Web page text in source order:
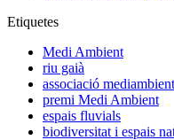
Etiquetes
Medi Ambient
riu gaià
associació
premi Medi Ambient
espais fluvials
biodiversitat i espais